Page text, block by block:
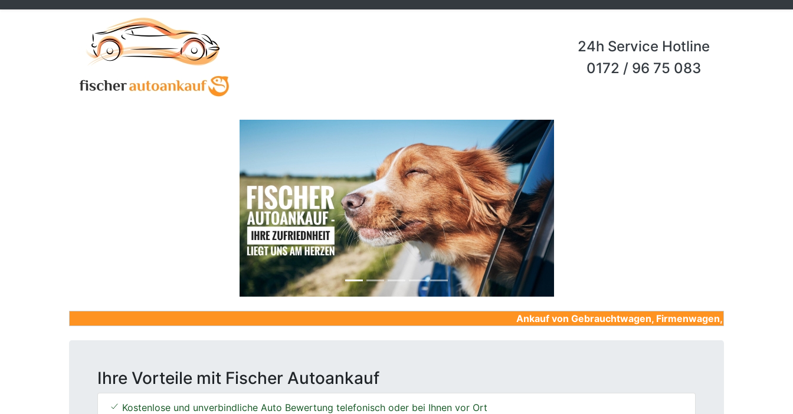
24h Service Hotline
0172 / 96 75 083
Ankauf von Gebrauchtwagen, Firmenwagen, Unfallwagen,
Ihre Vorteile mit Fischer Autoankauf
Kostenlose und unverbindliche Auto Bewertung telefonisch oder bei Ihnen vor Ort